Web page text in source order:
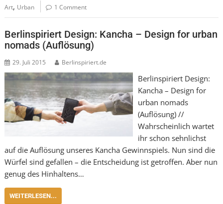
Art, Urban 1 Comment
Berlinspiriert Design: Kancha – Design for urban
nomads (Auflösung)
29. Juli 2015 Berlinspiriert.de
Berlinspiriert Design:
Kancha – Design for
urban nomads
(Auflösung) //
Wahrscheinlich wartet
ihr schon sehnlichst
auf die Auflösung unseres Kancha Gewinnspiels. Nun sind die
Würfel sind gefallen – die Entscheidung ist getroffen. Aber nun
genug des Hinhaltens…
WEITERLESEN...